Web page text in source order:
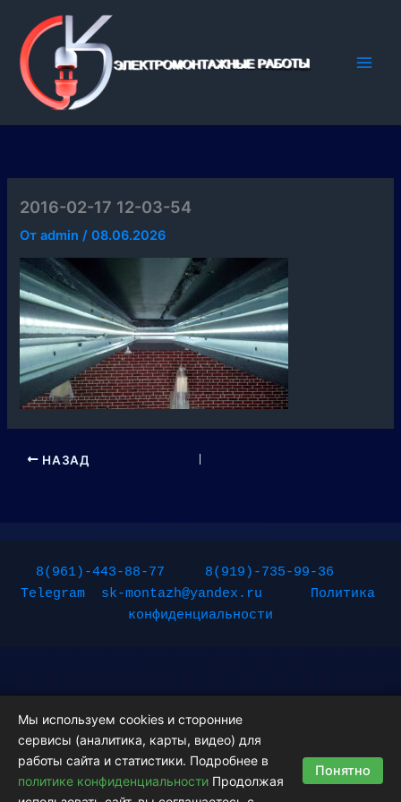
содержимому
2016-02-17 12-03-54
Отadmin/08.06.2026
НАЗАД
8(961)-443-88-77
8(919)-735-99-36
Telegram
sk-montazh@yandex.ru
Политика
конфиденциальности
Copyright © 2026 Монтажные работы | Powered byТема Astra
WordPress
Мы используем cookies и сторонние
сервисы (аналитика, карты, видео) для
работы сайта и статистики. Подробнее в
политике конфиденциальности Продолжая
Понятно